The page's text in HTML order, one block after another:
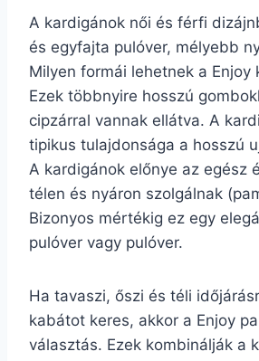
A kardigánok női és férfi
és egyfajta pulóver, mélyebb
Milyen formái lehetnek a Enjoy
Ezek többnyire hosszú
cipzárral vannak ellátva. A
tipikus tulajdonsága a hosszú
A kardigánok előnye az egész
télen és nyáron szolgálnak
Bizonyos mértékig ez egy
pulóver vagy pulóver.
Ha tavaszi, őszi és téli
kabátot keres, akkor a Enjoy
választás. Ezek kombinálják a